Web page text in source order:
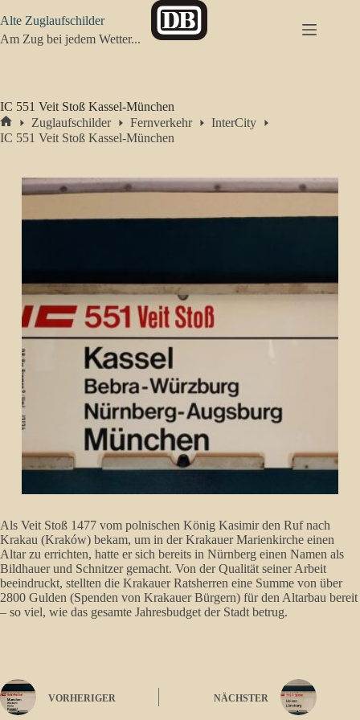
Inhalt
springen
Alte Zuglaufschilder
Am Zug bei jedem Wetter...
IC 551 Veit Stoß Kassel-München
Start
Zuglaufschilder Fernverkehr
InterCity
IC 551 Veit Stoß Kassel-München
Als Veit Stoß 1477 vom polnischen König Kasimir den Ruf nach
Krakau (Kraków) bekam, um in der Krakauer Marienkirche einen
Altar zu errichten, hatte er sich bereits in Nürnberg einen Namen als
Bildhauer und Schnitzer gemacht. Von der Qualität seiner Arbeit
beeindruckt, stellten die Krakauer Ratsherren eine Summe von über
2800 Gulden (Spenden von Krakauer Bürgern) für den Altarbau bereit
– so viel, wie das gesamte Jahresbudget der Stadt betrug.
VORHERIGER NÄCHSTER